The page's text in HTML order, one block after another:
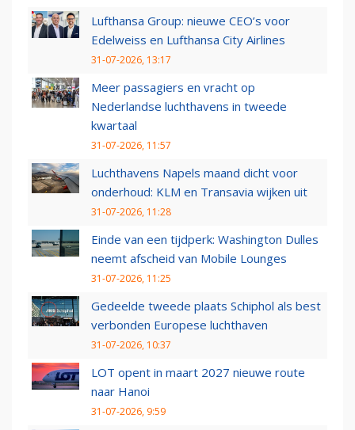
Lufthansa Group: nieuwe CEO’s voor
Edelweiss en Lufthansa City Airlines
31-07-2026, 13:17
Meer passagiers en vracht op
Nederlandse luchthavens in tweede
kwartaal
31-07-2026, 11:57
Luchthavens Napels maand dicht voor
onderhoud: KLM en Transavia wijken uit
31-07-2026, 11:28
Einde van een tijdperk: Washington Dulles
neemt afscheid van Mobile Lounges
31-07-2026, 11:25
Gedeelde tweede plaats Schiphol als best
verbonden Europese luchthaven
31-07-2026, 10:37
LOT opent in maart 2027 nieuwe route
naar Hanoi
31-07-2026, 9:59